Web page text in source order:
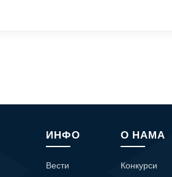
ИНФО
Вести
О НАМА
Конкурси